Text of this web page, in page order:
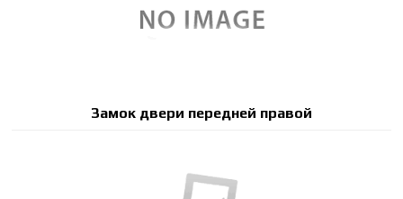
Замок двери передней правой